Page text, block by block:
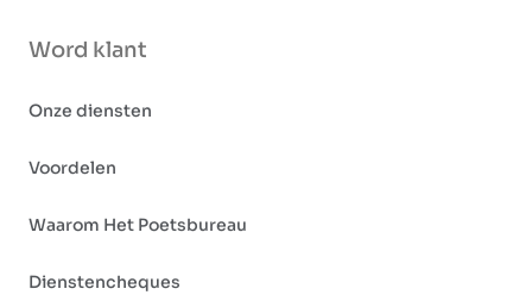
Word klant
Onze diensten
Voordelen
Waarom Het Poetsbureau
Dienstencheques